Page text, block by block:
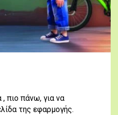
πιο πάνω, για να
της εφαρμογής.